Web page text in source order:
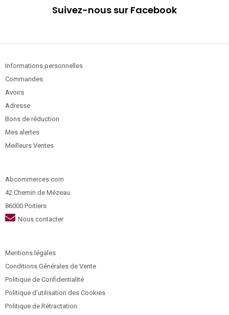
Suivez-nous sur Facebook
Informations personnelles
Commandes
Avoirs
Adresse
Bons de réduction
Mes alertes
Meilleurs Ventes
Abcommerces.com
42 Chemin de Mézeau
86000 Poitiers
Nous contacter
Mentions légales
Conditions Générales de Vente
Politique de Confidentialité
Politique d’utilisation des Cookies
Politique de Rétractation